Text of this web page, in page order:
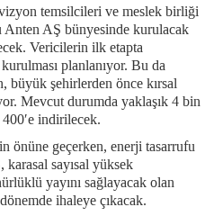
temsilcileri ve meslek birliği
AŞ bünyesinde kurulacak
Vericilerin ilk etapta
planlanıyor. Bu da
büyük şehirlerden önce kırsal
Mevcut durumda yaklaşık 4 bin
indirilecek.
geçerken, enerji tasarrufu
karasal sayısal yüksek
yayını sağlayacak olan
ihaleye çıkacak.